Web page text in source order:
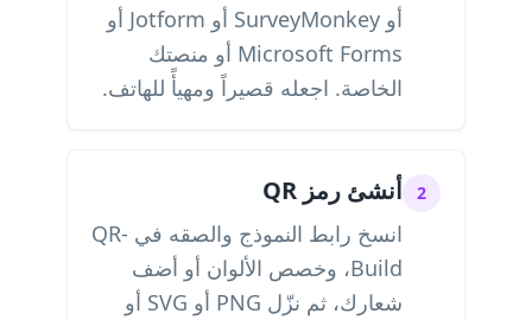
أو SurveyMonkey أو Jotform أو
Microsoft Forms أو منصتك
الخاصة. اجعله قصيراً ومهيأً للهاتف.
2 أنشئ رمز QR
انسخ رابط النموذج والصقه في QR-
Build، وخصص الألوان أو أضف
شعارك، ثم نزّل PNG أو SVG أو